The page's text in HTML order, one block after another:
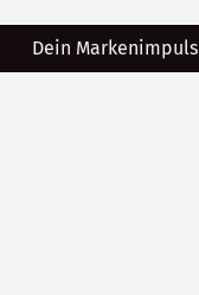
Dein Markenimpuls